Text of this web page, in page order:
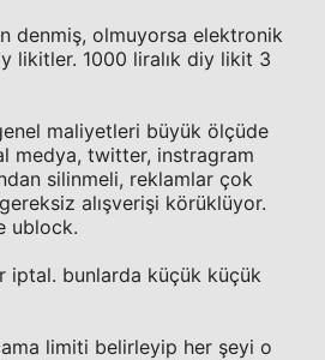
denmiş, olmuyorsa elektronik
likitler. 1000 liralık diy likit 3
maliyetleri büyük ölçüde
medya, twitter, instragram
silinmeli, reklamlar çok
alışverişi körüklüyor.
ublock.
iptal. bunlarda küçük küçük
limiti belirleyip her şeyi o